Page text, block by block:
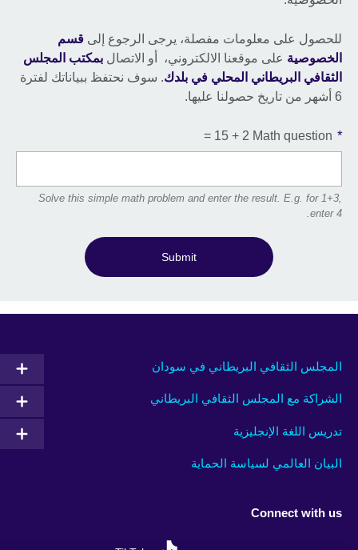
للحصول على معلومات مفصلة، يرجى الرجوع إلى قسم
الخصوصية على موقعنا الالكتروني، أو الاتصال بمكتب المجلس
الثقافي البريطاني المحلي في بلدك. سوف نحتفظ ببياناتك لفترة
6 أشهر من تاريخ حصولنا عليها.
*
Solve this simple math problem and enter the result. E.g. for 1+3,
enter 4.
Submit
المجلس الثقافي البريطاني في سودان
الشراكة مع المجلس الثقافي البريطاني
تدريس اللغة الإنجليزية
البيان العالمي لسياسة الحماية
Connect with us